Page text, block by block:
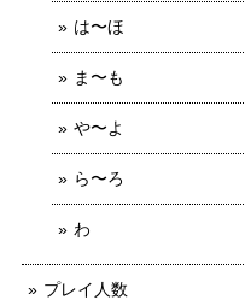
は〜ほ
ま〜も
や〜よ
ら〜ろ
わ
プレイ人数